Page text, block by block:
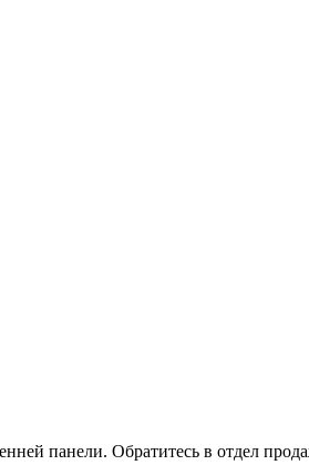
панели. Обратитесь в отдел